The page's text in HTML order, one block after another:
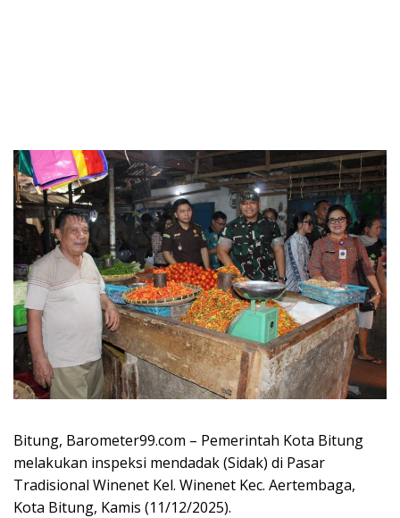
Bitung, Barometer99.com – Pemerintah Kota Bitung
melakukan inspeksi mendadak (Sidak) di Pasar
Tradisional Winenet Kel. Winenet Kec. Aertembaga,
Kota Bitung, Kamis (11/12/2025).